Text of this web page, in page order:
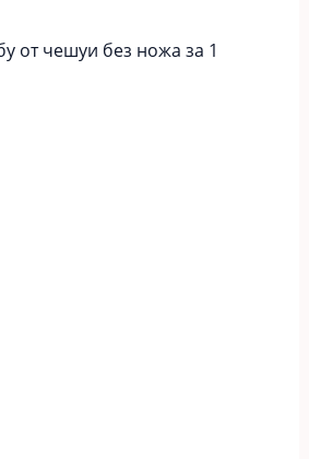
от чешуи без ножа за 1